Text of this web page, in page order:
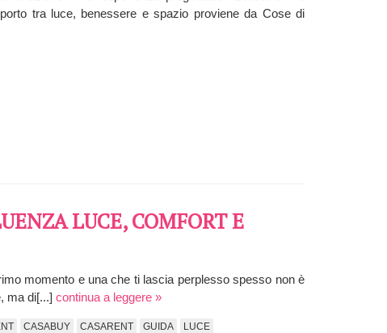
tra luce, benessere e spazio proviene da Cose di
LUCE, COMFORT E
momento e una che ti lascia perplesso spesso non è
ma di[...] continua a leggere »
CASABUY CASARENT GUIDA LUCE